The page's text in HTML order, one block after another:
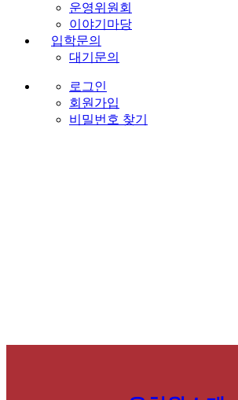
운영위원회
이야기마당
입학문의
대기문의
로그인
회원가입
비밀번호 찾기